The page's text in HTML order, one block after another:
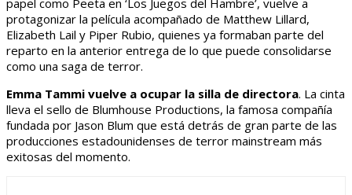
papel como Peeta en ‘Los Juegos del Hambre’, vuelve a
protagonizar la película acompañado de Matthew Lillard,
Elizabeth Lail y Piper Rubio, quienes ya formaban parte del
reparto en la anterior entrega de lo que puede consolidarse
como una saga de terror.
Emma Tammi vuelve a ocupar la silla de directora. La cinta
lleva el sello de Blumhouse Productions, la famosa compañía
fundada por Jason Blum que está detrás de gran parte de las
producciones estadounidenses de terror mainstream más
exitosas del momento.